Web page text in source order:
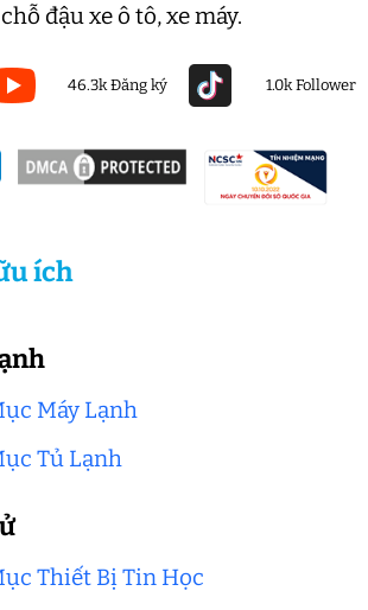
đậu xe ô tô, xe máy.
46.3k Đăng ký 1.0k Follower
ích
Máy Lạnh
Tủ Lạnh
Thiết Bị Tin Học